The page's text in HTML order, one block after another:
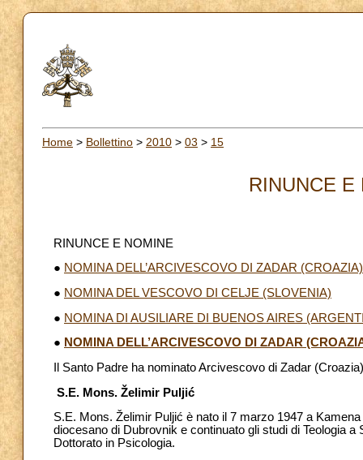
Home > Bollettino > 2010 > 03 > 15
RINUNCE E
RINUNCE E NOMINE
● NOMINA DELL’ARCIVESCOVO DI ZADAR (CROAZIA)
● NOMINA DEL VESCOVO DI CELJE (SLOVENIA)
● NOMINA DI AUSILIARE DI BUENOS AIRES
● NOMINA DELL’ARCIVESCOVO DI ZADAR
Il Santo Padre ha nominato Arcivescovo di Zadar
S.E. Mons. Želimir Puljić
S.E. Mons. Želimir Puljić è nato il 7 marzo 1947 a
diocesano di Dubrovnik e continuato gli studi di Teologia
Dottorato in Psicologia.